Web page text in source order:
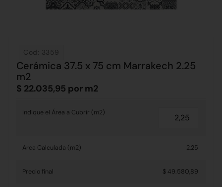
Cod: 3359
Cerámica 37.5 x 75 cm Marrakech 2.25
m2
$ 22.035,95 por m2
Indique el Área a Cubrir (m2)
Area Calculada (m2) 2,25
Precio final $ 49.580,89